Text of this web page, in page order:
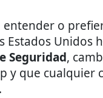
o
Unidos
Seguridad,
y que cualquier